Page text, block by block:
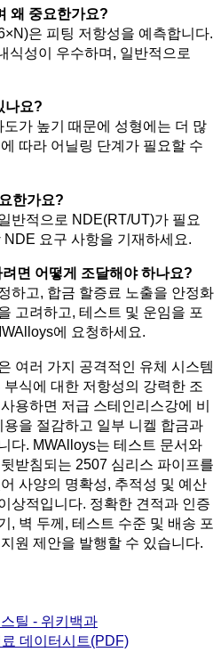
왜 중요한가요?
은 피팅 저항성을 예측합니다.
식성이 우수하며, 일반적으로
나요?
가 높기 때문에 성형에는 더 많
따라 어닐링 단계가 필요할 수
한가요?
반적으로 NDE(RT/UT)가 필요
요구 사항을 기재하세요.
면 어떻게 조달해야 하나요?
하고, 합금 할증료 노출을 안정화
고려하고, 테스트 및 운임을 포
에 요청하세요.
여러 가지 공격적인 유체 시스템
식에 대한 저항성의 강력한 조
용하면 저급 스테인리스강에 비
을 절감하고 일부 니켈 합금과
다. MWAlloys는 테스트 문서와
받침되는 2507 심리스 파이프를
사양의 명확성, 추적성 및 예산
상적입니다. 정확한 견적과 인증
, 벽 두께, 테스트 수준 및 배송 포
원 제안을 발행할 수 있습니다.
틸 - 위키백과
데이터시트(PDF)